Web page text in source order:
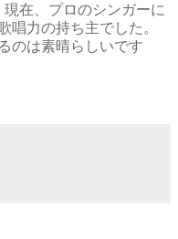
在、プロのシンガーに
唱力の持ち主でした。
のは素晴らしいです